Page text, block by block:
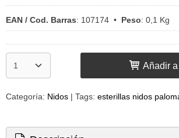
EAN / Cod. Barras: 107174 • Peso: 0,1 Kg
Añadir
Categoría: Nidos | Tags: esterillas nidos